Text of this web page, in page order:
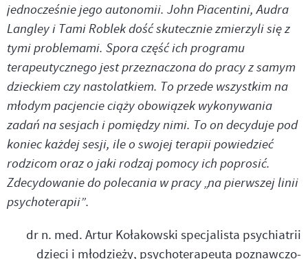
jednocześnie jego autonomii. John Piacentini, Audra
Langley i Tami Roblek dość skutecznie zmierzyli się z
tymi problemami. Spora część ich programu
terapeutycznego jest przeznaczona do pracy z samym
dzieckiem czy nastolatkiem. To przede wszystkim na
młodym pacjencie ciąży obowiązek wykonywania
zadań na sesjach i pomiędzy nimi. To on decyduje pod
koniec każdej sesji, ile o swojej terapii powiedzieć
rodzicom oraz o jaki rodzaj pomocy ich poprosić.
Zdecydowanie do polecania w pracy „na pierwszej linii
psychoterapii”.
dr n. med. Artur Kołakowski specjalista psychiatrii
dzieci i młodzieży, psychoterapeuta poznawczo-